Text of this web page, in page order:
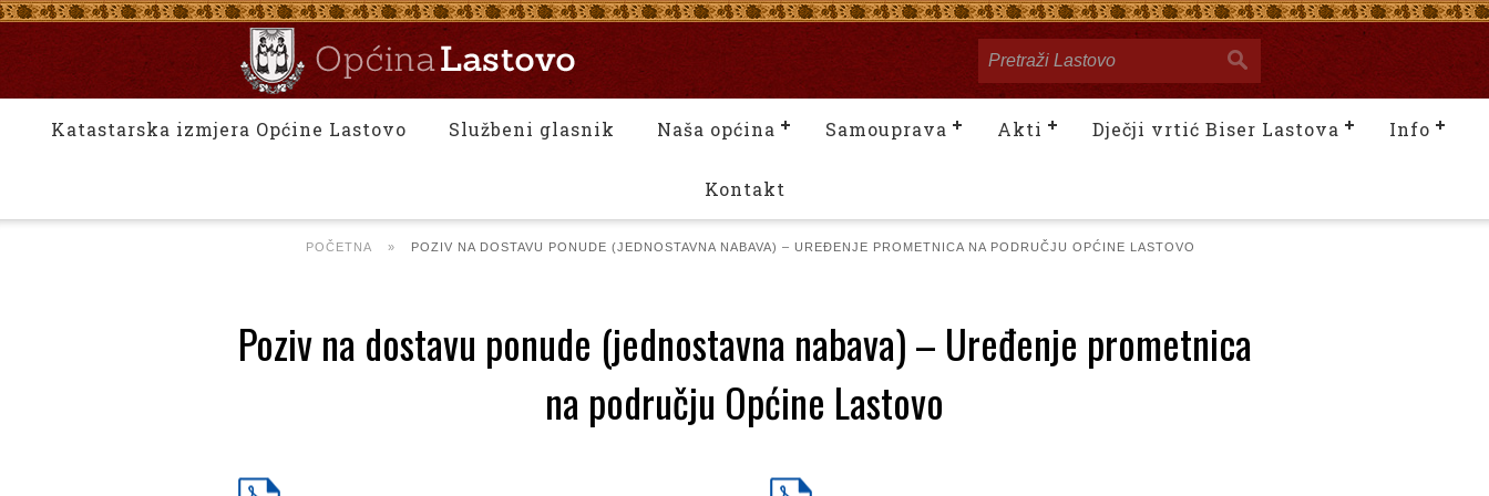
Katastarska izmjera Općine Lastovo Službeni glasnik Naša općina Samouprava Akti Dječji vrtić Biser Lastova Info
Kontakt
POČETNA » POZIV NA DOSTAVU PONUDE (JEDNOSTAVNA NABAVA) – UREĐENJE PROMETNICA NA PODRUČJU OPĆINE LASTOVO
Poziv na dostavu ponude (jednostavna nabava) – Uređenje prometnica
na području Općine Lastovo